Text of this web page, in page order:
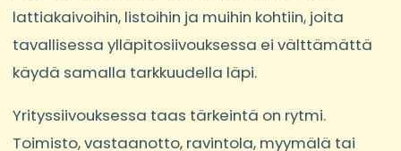
lattiakaivoihin, listoihin ja muihin kohtiin, joita
tavallisessa ylläpitosiivouksessa ei välttämättä
käydä samalla tarkkuudella läpi.
Yrityssiivouksessa taas tärkeintä on rytmi.
Toimisto, vastaanotto, ravintola, myymälä tai